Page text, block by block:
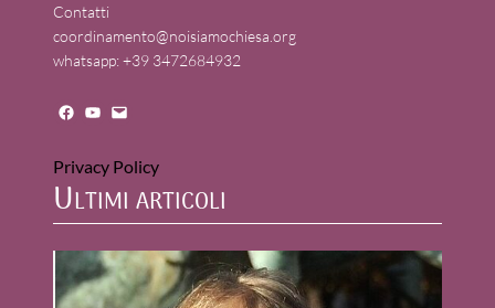
Contatti
coordinamento@noisiamochiesa.org
whatsapp: +39 3472684932
Facebook YouTube Mail
Privacy Policy
Ultimi articoli